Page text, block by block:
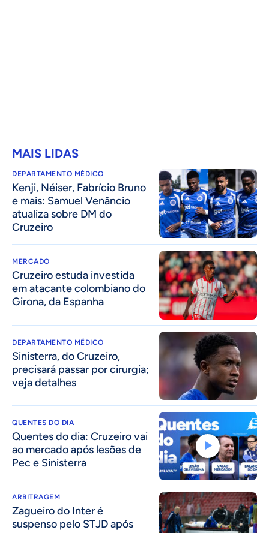
MAIS LIDAS
DEPARTAMENTO MÉDICO
Kenji, Néiser, Fabrício Bruno
e mais: Samuel Venâncio
atualiza sobre DM do
Cruzeiro
MERCADO
Cruzeiro estuda investida
em atacante colombiano do
Girona, da Espanha
DEPARTAMENTO MÉDICO
Sinisterra, do Cruzeiro,
precisará passar por cirurgia;
veja detalhes
QUENTES DO DIA
Quentes do dia: Cruzeiro vai
ao mercado após lesões de
Pec e Sinisterra
ARBITRAGEM
Zagueiro do Inter é
suspenso pelo STJD após